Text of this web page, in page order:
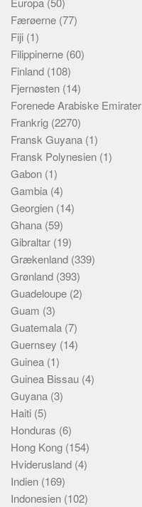
Færøerne (77)
Fiji (1)
Filippinerne (60)
Finland (108)
Fjernøsten (14)
Forenede Arabiske Emirater
Frankrig (2270)
Fransk Guyana (1)
Fransk Polynesien (1)
Gabon (1)
Gambia (4)
Georgien (14)
Ghana (59)
Gibraltar (19)
Grækenland (339)
Grønland (393)
Guadeloupe (2)
Guam (3)
Guatemala (7)
Guernsey (14)
Guinea (1)
Guinea Bissau (4)
Guyana (3)
Haiti (5)
Honduras (6)
Hong Kong (154)
Hviderusland (4)
Indien (169)
Indonesien (102)